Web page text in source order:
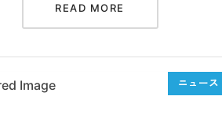
READ MORE